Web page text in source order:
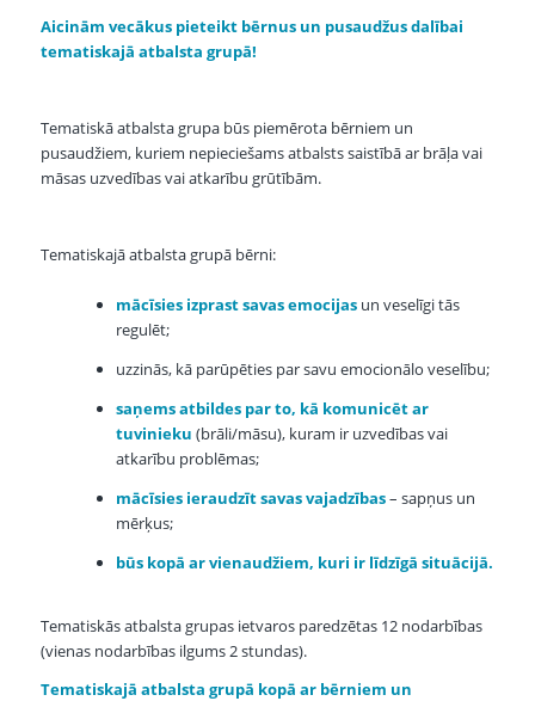
Aicinām vecākus pieteikt bērnus un pusaudžus dalībai
tematiskajā atbalsta grupā!
Tematiskā atbalsta grupa būs piemērota bērniem un
pusaudžiem, kuriem nepieciešams atbalsts saistībā ar brāļa vai
māsas uzvedības vai atkarību grūtībām.
Tematiskajā atbalsta grupā bērni:
mācīsies izprast savas emocijasun veselīgi tās
regulēt;
uzzinās, kā parūpēties par savu emocionālo veselību;
saņems atbildes par to, kā komunicēt ar
tuvinieku (brāli/māsu), kuram ir uzvedības vai
atkarību problēmas;
mācīsies ieraudzīt savas vajadzības– sapņus un
mērķus;
būs kopā ar vienaudžiem, kuri ir līdzīgā situācijā.
Tematiskās atbalsta grupas ietvaros paredzētas 12 nodarbības
(vienas nodarbības ilgums 2 stundas).
Tematiskajā atbalsta grupā kopā ar bērniem un